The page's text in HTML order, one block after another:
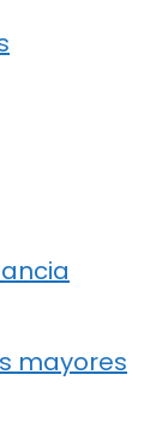
mayores